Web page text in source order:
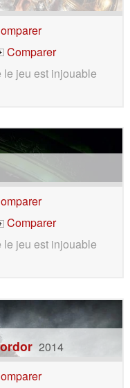
Comparer
le jeu est injouable
Comparer
le jeu est injouable
2014